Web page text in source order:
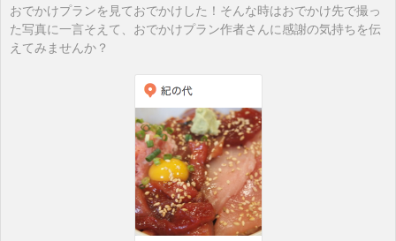
おでかけプランを見ておでかけした！そんな時はおでかけ先で撮っ
た写真に一言そえて、おでかけプラン作者さんに感謝の気持ちを伝
えてみませんか？